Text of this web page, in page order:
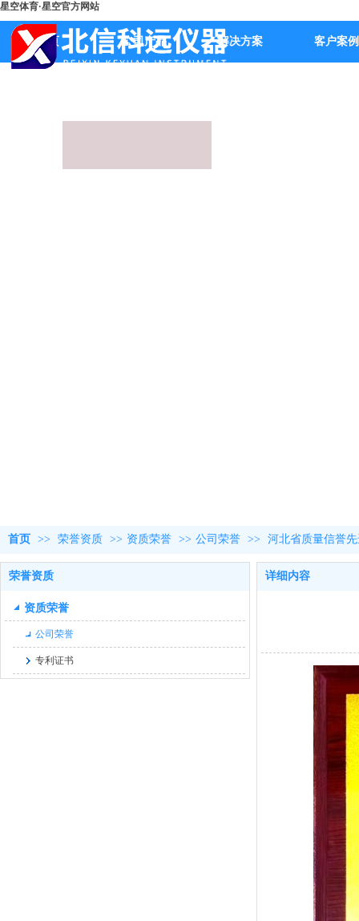
星空体育·星空官方网站
首页 公司产品 解决方案 客户案例
首页 >> 荣誉资质 >> 资质荣誉 >> 公司荣誉 >> 河北省质量信誉
荣誉资质
资质荣誉
公司荣誉
专利证书
详细内容